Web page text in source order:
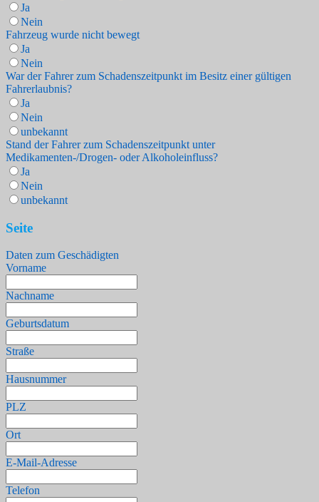
Ja
Nein
Fahrzeug wurde nicht bewegt
Ja
Nein
War der Fahrer zum Schadenszeitpunkt im Besitz einer gültigen
Fahrerlaubnis?
Ja
Nein
unbekannt
Stand der Fahrer zum Schadenszeitpunkt unter
Medikamenten-/Drogen- oder Alkoholeinfluss?
Ja
Nein
unbekannt
Seite
Daten zum Geschädigten
Vorname
Nachname
Geburtsdatum
Straße
Hausnummer
PLZ
Ort
E-Mail-Adresse
Telefon